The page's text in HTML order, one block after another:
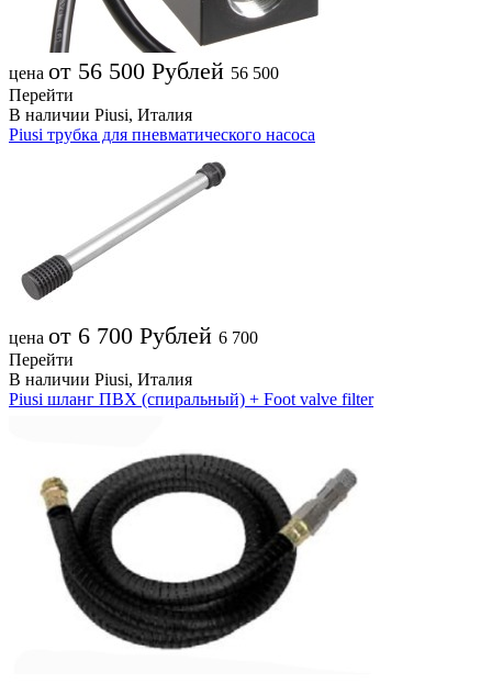
цена от 56 500 Рублей 56 500
Перейти
В наличии Piusi, Италия
Piusi трубка для пневматического насоса
цена от 6 700 Рублей 6 700
Перейти
В наличии Piusi, Италия
Piusi шланг ПВХ (спиральный) + Foot valve filter